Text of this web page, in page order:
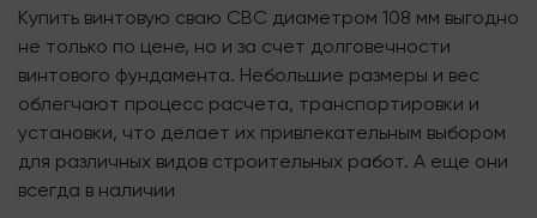
Купить винтовую сваю СВС диаметром 108 мм выгодно
не только по цене, но и за счет долговечности
винтового фундамента. Небольшие размеры и вес
облегчают процесс расчета, транспортировки и
установки, что делает их привлекательным выбором
для различных видов строительных работ. А еще они
всегда в наличии